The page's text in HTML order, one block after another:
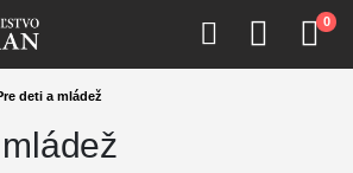
0
deti a mládež